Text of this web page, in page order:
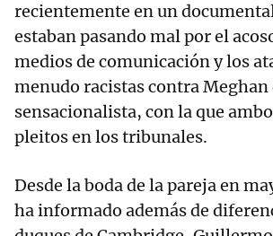
recientemente en un
estaban pasando mal por el
medios de comunicación y los
menudo racistas contra Meghan
sensacionalista, con la que
pleitos en los tribunales.
Desde la boda de la pareja en
ha informado además de